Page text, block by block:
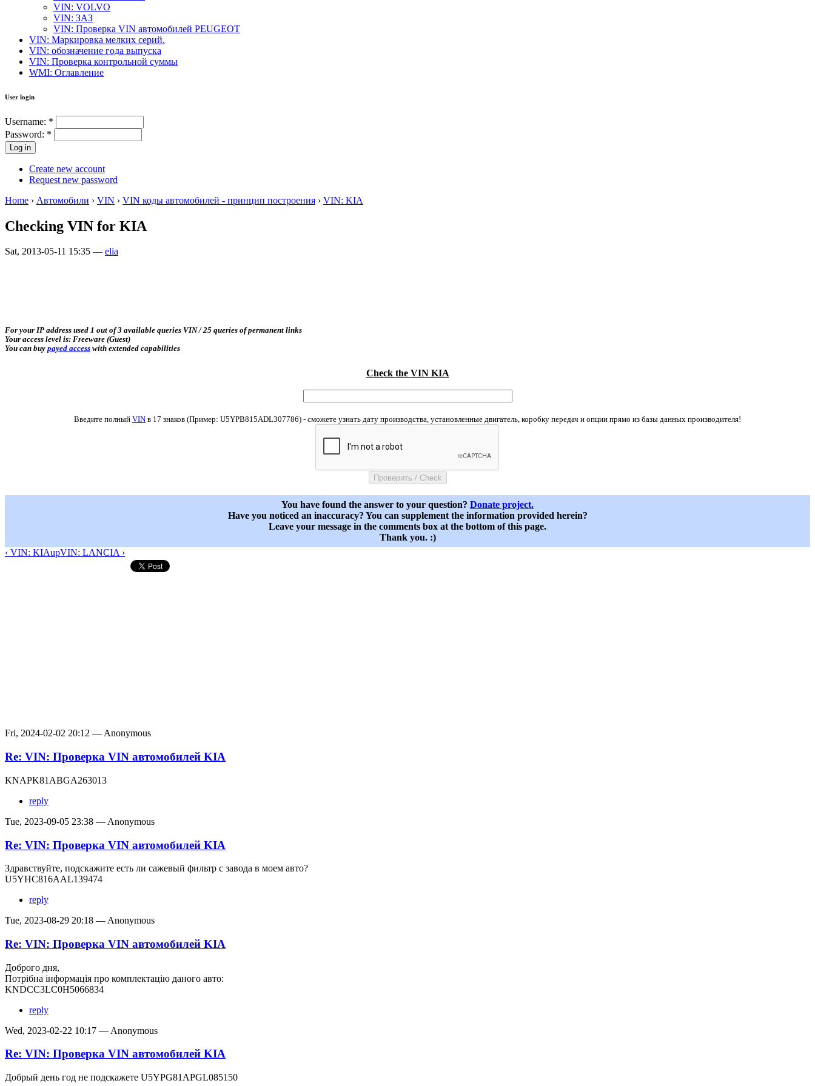
VIN: VOLVO
VIN: ЗАЗ
VIN: Проверка VIN автомобилей PEUGEOT
VIN: Маркировка мелких серий.
VIN: обозначение года выпуска
VIN: Проверка контрольной суммы
WMI: Оглавление
User login
Username: *
Password: *
Create new account
Request new password
Home › Автомобили › VIN › VIN коды автомобилей - принцип построения › VIN: KIA
Checking VIN for KIA
Sat, 2013-05-11 15:35 — elia
For your IP address used 1 out of 3 available queries VIN / 25 queries of permanent links
Your access level is: Freeware (Guest)
You can buy payed access with extended capabilities
Check the VIN KIA
Введите полный VIN в 17 знаков (Пример: U5YPB815ADL307786) - сможете узнать дату производства, установленные двигатель, коробку передач и опции прямо из базы данных производителя!
You have found the answer to your question? Donate project.
Have you noticed an inaccuracy? You can supplement the information provided herein?
Leave your message in the comments box at the bottom of this page.
Thank you. :)
‹ VIN: KIAupVIN: LANCIA ›
Fri, 2024-02-02 20:12 — Anonymous
Re: VIN: Проверка VIN автомобилей KIA
KNAPK81ABGA263013
reply
Tue, 2023-09-05 23:38 — Anonymous
Re: VIN: Проверка VIN автомобилей KIA
Здравствуйте, подскажите есть ли сажевый фильтр с завода в моем авто?
U5YHC816AAL139474
reply
Tue, 2023-08-29 20:18 — Anonymous
Re: VIN: Проверка VIN автомобилей KIA
Доброго дня,
Потрібна інформація про комплектацію даного авто:
KNDCC3LC0H5066834
reply
Wed, 2023-02-22 10:17 — Anonymous
Re: VIN: Проверка VIN автомобилей KIA
Добрый день год не подскажете U5YPG81APGL085150